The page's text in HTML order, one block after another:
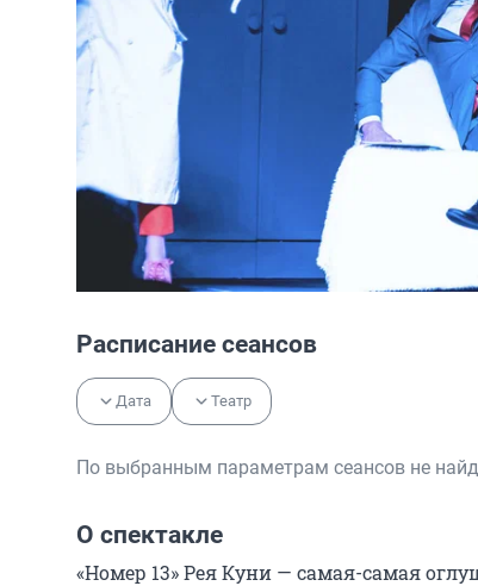
Расписание сеансов
Дата Театр
По выбранным параметрам сеансов не
О спектакле
«Номер 13» Рея Куни — самая-самая